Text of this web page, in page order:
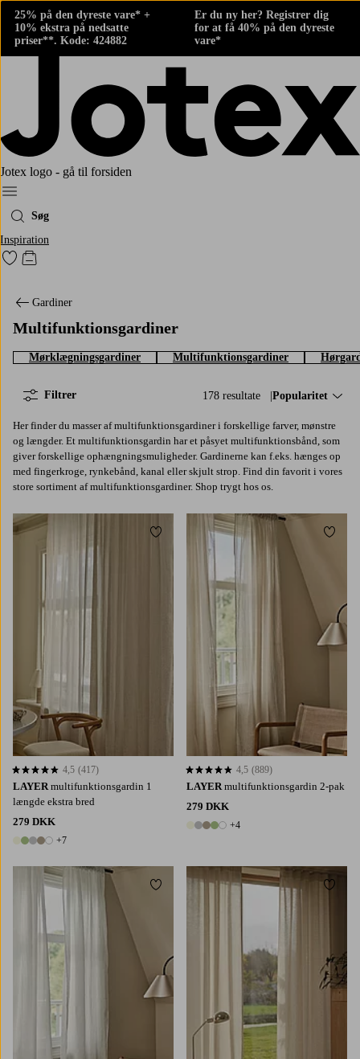
25% på den dyreste vare* +
10% ekstra på nedsatte
priser**. Kode: 424882
Er du ny her? Registrer dig
for at få 40% på den dyreste
vare*
Jotex logo - gå til forsiden
Menu
Søg
Inspiration
Gå til favoritmarkerede produkter
Gå til indkøbskurven
Gardiner
Multifunktionsgardiner
Mørklægningsgardiner Multifunktionsgardiner
178 resultate Sorter efter:
Popularitet
Filtrer
Her finder du masser af multifunktionsgardiner i forskellige farver, mønstre
og længder. Et multifunktionsgardin har et påsyet multifunktionsbånd, som
giver forskellige ophængningsmuligheder. Gardinerne kan f.eks. hænges op
med fingerkroge, rynkebånd, kanal eller skjult strop. Find din favorit i vores
store sortiment af multifunktionsgardiner. Shop trygt hos os.
LAYER multifunktionsgardin 1
længde ekstra bred
279 DKK
12 farver
+7
4,5 baseret på 417 bedømmelser
4,5 (417)
Tilføj til favoritter
LAYER multifunktionsgardin 2-pak
279 DKK
9 farver
+4
4,5 baseret på 889 bedømmelser
4,5 (889)
Tilføj
Tilføj til favoritter Tilføj